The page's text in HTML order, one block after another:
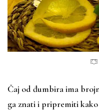
Čaj od đumbira ima
ga znati i pripremiti